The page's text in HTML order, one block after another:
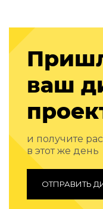
ваш
и получите
в этот же день
ОТПРАВИТЬ